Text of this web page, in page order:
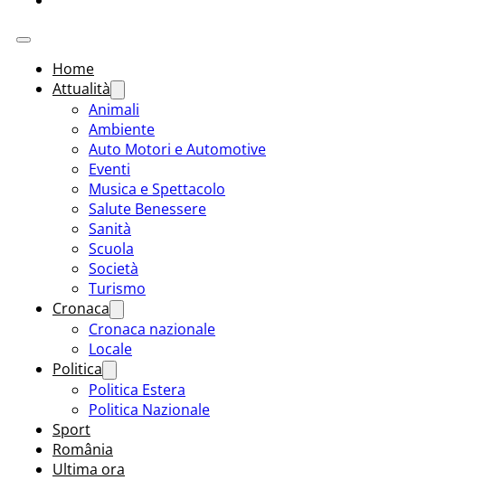
Home
Attualità
Animali
Ambiente
Auto Motori e Automotive
Eventi
Musica e Spettacolo
Salute Benessere
Sanità
Scuola
Società
Turismo
Cronaca
Cronaca nazionale
Locale
Politica
Politica Estera
Politica Nazionale
Sport
România
Ultima ora